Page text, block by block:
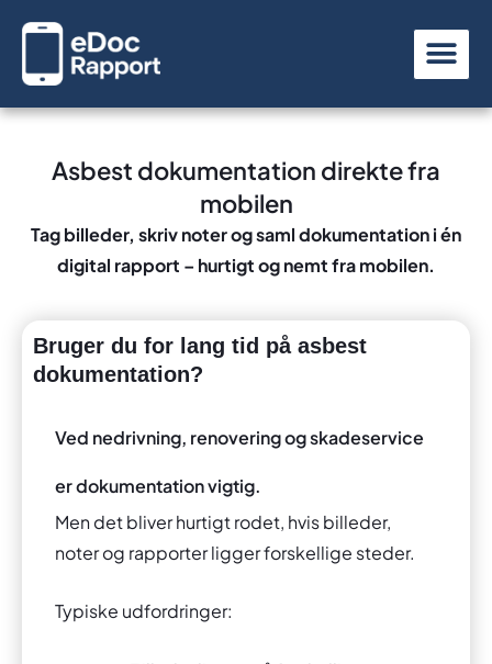
indholdet
Asbest dokumentation direkte fra
mobilen
Tag billeder, skriv noter og saml dokumentation i én
digital rapport – hurtigt og nemt fra mobilen.
Bruger du for lang tid på asbest
dokumentation?
Ved nedrivning, renovering og skadeservice
er dokumentation vigtig.
Men det bliver hurtigt rodet, hvis billeder,
noter og rapporter ligger forskellige steder.
Typiske udfordringer: